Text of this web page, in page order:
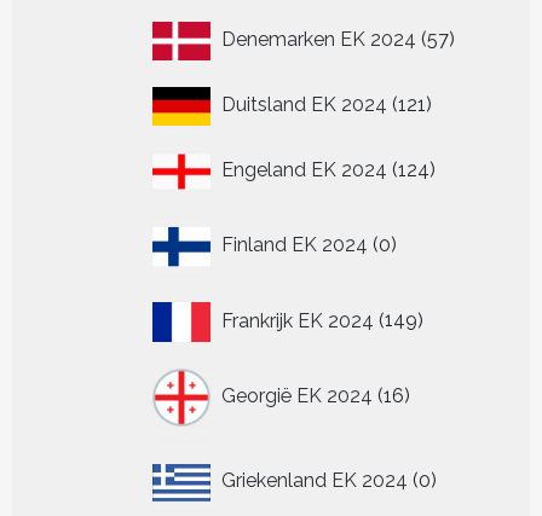
Denemarken EK 2024 5757
Duitsland EK 2024 121121
Engeland EK 2024 124124
Finland EK 2024 0
producten
Frankrijk EK 2024 149149
Georgië EK 2024 16
producten
Griekenland EK 2024 0
producten